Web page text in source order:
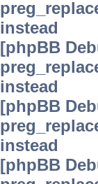
instead
[phpBB
instead
[phpBB
instead
[phpBB